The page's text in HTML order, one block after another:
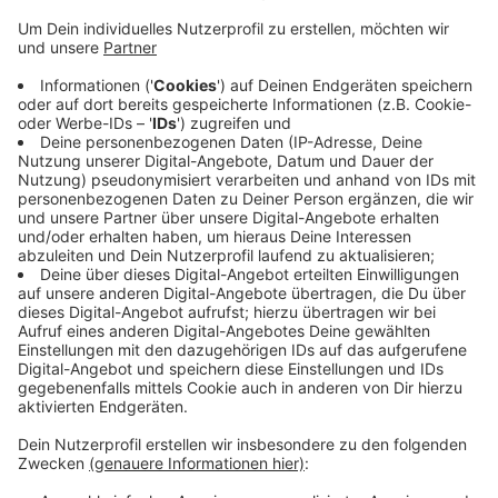
die üblichen Sicherheitsmerkmale wie zum Beispiel
Wasserzeichen. Und einige haben den Aufdruck
"Prop copy", den es bei echten Scheinen nicht gibt.
Es handelt sich um Film- und Theatergeld. Unter
anderem in Elberfeld, Vohwinkel und Oberbarmen
wurden gefälschte Scheine im öffentlichen Raum
abgelegt. Die meisten Finder haben sie als
Falschgeld erkannt und bei der Polizei abgegeben.
Einige versuchten aber, damit zu bezahlen - ihnen
droht ein Strafverfahren.
Veröffentlicht:Dienstag, 26.11.2019 13:19
Anzeige